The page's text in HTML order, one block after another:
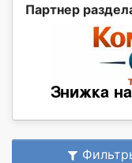
Партнер